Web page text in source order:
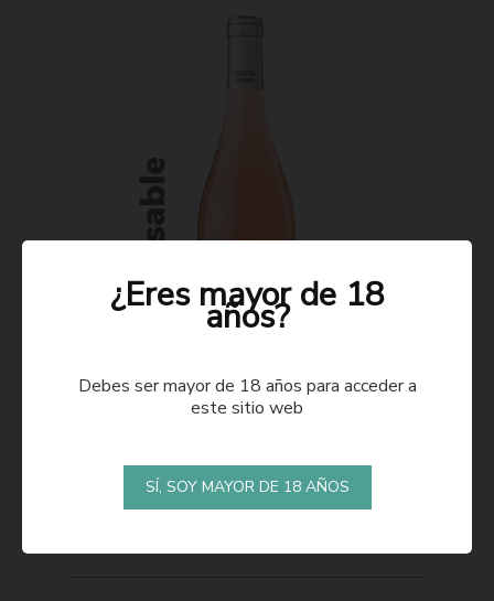
¿Eres mayor de 18
años?
Debes ser mayor de 18 años para acceder a
este sitio web
SÍ, SOY MAYOR DE 18 AÑOS